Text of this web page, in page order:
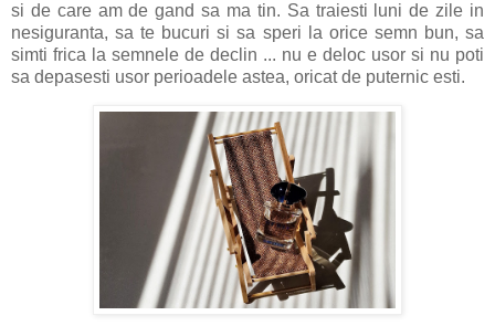
si de care am de gand sa ma tin. Sa traiesti luni de zile in
nesiguranta, sa te bucuri si sa speri la orice semn bun, sa
simti frica la semnele de declin ... nu e deloc usor si nu poti
sa depasesti usor perioadele astea, oricat de puternic esti.